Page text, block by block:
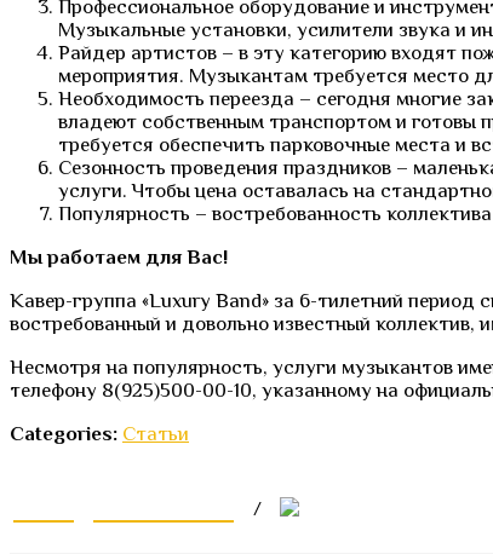
Профессиональное оборудование и
Музыкальные установки, усилители звука и
Райдер артистов – в эту категорию входят
мероприятия. Музыкантам требуется место
Необходимость переезда – сегодня многие
владеют собственным транспортом и готовы
требуется обеспечить парковочные места и
Сезонность проведения праздников –
услуги. Чтобы цена оставалась на
Популярность – востребованность
Мы работаем для Вас!
Кавер-группа «Luxury Band» за 6-тилетний период
востребованный и довольно известный
Несмотря на популярность, услуги музыкантов
телефону 8(925)500-00-10, указанному на
Categories: Статьи
/